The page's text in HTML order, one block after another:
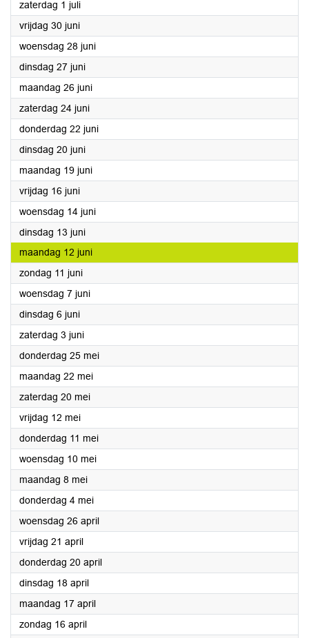
zaterdag 1 juli2023
vrijdag 30 juni2023
woensdag 28 juni2023
dinsdag 27 juni2023
maandag 26 juni2023
zaterdag 24 juni2023
donderdag 22 juni2023
dinsdag 20 juni2023
maandag 19 juni2023
vrijdag 16 juni2023
woensdag 14 juni2023
dinsdag 13 juni2023
maandag 12 juni2023
zondag 11 juni2023
woensdag 7 juni2023
dinsdag 6 juni2023
zaterdag 3 juni2023
donderdag 25 mei2023
maandag 22 mei2023
zaterdag 20 mei2023
vrijdag 12 mei2023
donderdag 11 mei2023
woensdag 10 mei2023
maandag 8 mei2023
donderdag 4 mei2023
woensdag 26 april2023
vrijdag 21 april2023
donderdag 20 april2023
dinsdag 18 april2023
maandag 17 april2023
zondag 16 april2023